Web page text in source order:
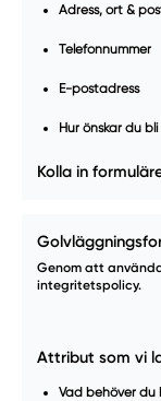
Adress, ort &
Telefonnummer
E-postadress
Hur önskar du
Kolla in
Genom att
integritetspolicy.
Attribut som vi
Vad behöver du